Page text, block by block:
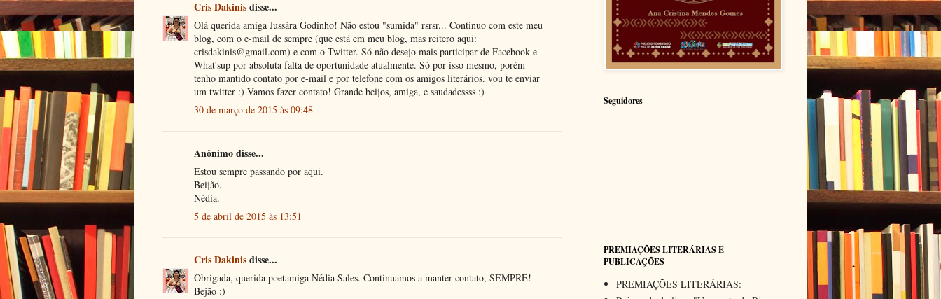
Cris Dakinisdisse...
Olá querida amiga Jussára Godinho! Não estou "sumida" rsrsr... Continuo com este meu
blog, com o e-mail de sempre (que está em meu blog, mas reitero aqui:
crisdakinis@gmail.com) e com o Twitter. Só não desejo mais participar de Facebook e
What'sup por absoluta falta de oportunidade atualmente. Só por isso mesmo, porém
tenho mantido contato por e-mail e por telefone com os amigos literários. vou te enviar
um twitter :) Vamos fazer contato! Grande beijos, amiga, e saudadessss :)
30 de março de 2015 às 09:48
Anônimo disse...
Estou sempre passando por aqui.
Beijão.
Nédia.
5 de abril de 2015 às 13:51
Cris Dakinisdisse...
Obrigada, querida poetamiga Nédia Sales. Continuamos a manter contato, SEMPRE!
Bejão :)
Seguidores
PREMIAÇÕES LITERÁRIAS E
PUBLICAÇÕES
PREMIAÇÕES LITERÁRIAS: